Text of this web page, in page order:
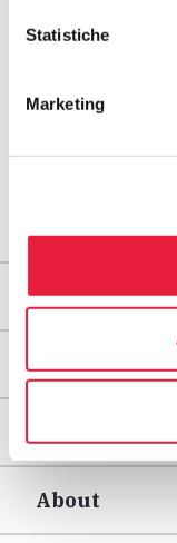
Statistiche
Marketing
Territori
Tappe
About